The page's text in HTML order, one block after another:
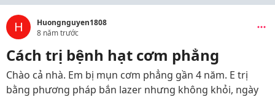
H
Huongnguyen1808
8 năm trước
Cách trị bệnh hạt cơm phẳng
Chào cả nhà. Em bị mụn cơm phẳng gần 4 năm. E trị
bằng phương pháp bắn lazer nhưng không khỏi, ngày